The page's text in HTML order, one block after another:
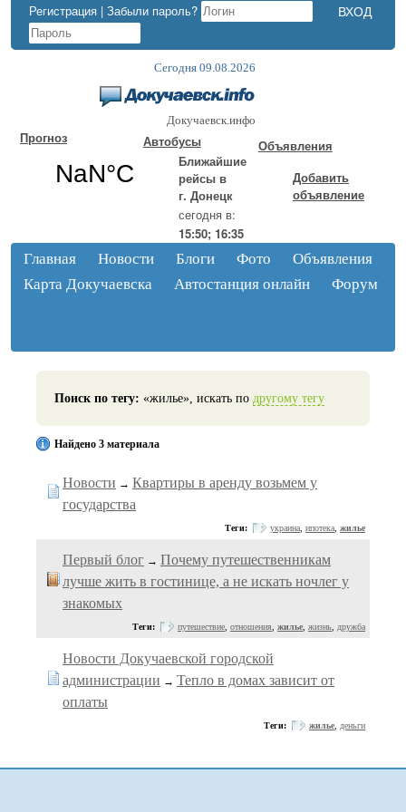
Регистрация | Забыли пароль?
Сегодня 09.08.2026
Докучаевск.инфо
Прогноз
Автобусы
Ближайшие
рейсы в
г. Донецк
сегодня в:
15:50; 16:35
Объявления
Добавить
объявление
Главная Новости Блоги Фото
Объявления
Карта Докучаевска
Автостанция онлайн Форум
Поиск по тегу: «жилье», искать по другому тегу
Найдено 3 материала
Новости → Квартиры в аренду возьмем у
государства
Теги: украина ипотека жилье
Первый блог → Почему путешественникам
лучше жить в гостинице, а не искать ночлег у
знакомых
Теги: путешествие отношения жилье жизнь дружба
Новости Докучаевской городской
администрации → Тепло в домах зависит от
оплаты
Теги: жилье деньги